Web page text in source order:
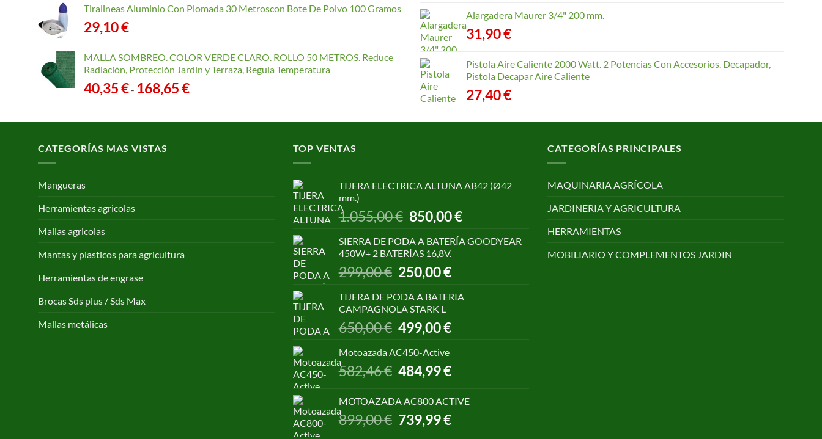
Tiralineas Aluminio Con Plomada 30 Metroscon Bote De Polvo 100 Gramos
29,10€
MALLA SOMBREO. COLOR VERDE CLARO. ROLLO 50 METROS. Reduce
Radiación, Protección Jardín y Terraza, Regula Temperatura
40,35€- 168,65€Rango
desde
168,65 €
Alargadera Maurer 3/4" 200 mm.
31,90€
Pistola Aire Caliente 2000 Watt. 2 Potencias Con Accesorios. Decapador,
Pistola Decapar Aire Caliente
27,40€
CATEGORÍAS MAS VISTAS
Mangueras
Herramientas agricolas
Mallas agricolas
Mantas y plasticos para agricultura
Herramientas de engrase
Brocas Sds plus / Sds Max
Mallas metálicas
TOP VENTAS
TIJERA ELECTRICA ALTUNA AB42 (Ø42
mm.)
1.055,00€ El
precio
original
era:
1.055,00 €.
850,00€El
actual
SIERRA DE PODA A BATERÍA GOODYEAR
450W+ 2 BATERÍAS 16,8V.
299,00€ El
precio
original
era:
299,00 €.
250,00€El
actual
250,00 €.
TIJERA DE PODA A BATERIA
CAMPAGNOLA STARK L
650,00€
El
precio
original
650,00 €.
499,00€El
499,00 €.
Motoazada AC450-Active
582,46€
El
precio
era:
582,46 €.
484,99€El
es:
484,99 €.
MOTOAZADA AC800 ACTIVE
899,00€ El
precio
739,99€El
CATEGORÍAS PRINCIPALES
MAQUINARIA AGRÍCOLA
JARDINERIA Y AGRICULTURA
HERRAMIENTAS
MOBILIARIO Y COMPLEMENTOS JARDIN